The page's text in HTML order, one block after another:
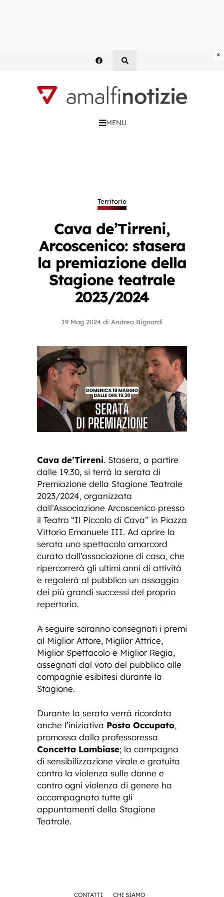
MENU
Territorio
Cava de’Tirreni,
Arcoscenico: stasera
la premiazione della
Stagione teatrale
2023/2024
19 Mag 2024 di Andrea Bignardi
Cava de’Tirreni. Stasera, a partire
dalle 19.30, si terrà la serata di
Premiazione della Stagione Teatrale
2023/2024, organizzata
dall’Associazione Arcoscenico presso
il Teatro “Il Piccolo di Cava” in Piazza
Vittorio Emanuele III. Ad aprire la
serata uno spettacolo amarcord
curato dall’associazione di casa, che
ripercorrerà gli ultimi anni di attività
e regalerà al pubblico un assaggio
dei più grandi successi del proprio
repertorio.
A seguire saranno consegnati i premi
al Miglior Attore, Miglior Attrice,
Miglior Spettacolo e Miglior Regia,
assegnati dal voto del pubblico alle
compagnie esibitesi durante la
Stagione.
Durante la serata verrà ricordata
anche l’iniziativa Posto Occupato,
promossa dalla professoressa
Concetta Lambiase; la campagna
di sensibilizzazione virale e gratuita
contro la violenza sulle donne e
contro ogni violenza di genere ha
accompagnato tutte gli
appuntamenti della Stagione
Teatrale.
CONTATTI CHI SIAMO
×